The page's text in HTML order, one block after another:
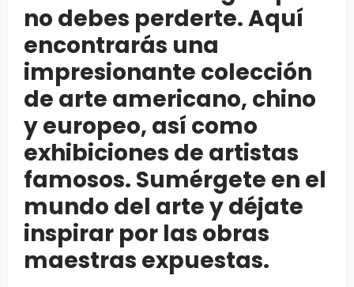
no debes perderte. Aquí
encontrarás una
impresionante colección
de arte americano, chino
y europeo, así como
exhibiciones de artistas
famosos. Sumérgete en el
mundo del arte y déjate
inspirar por las obras
maestras expuestas.